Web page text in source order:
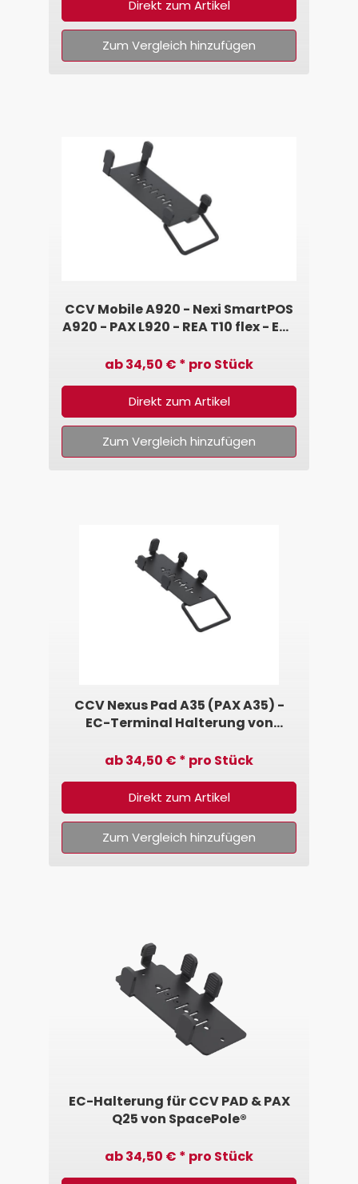
Direkt zum Artikel
Zum Vergleich hinzufügen
CCV Mobile A920 - Nexi SmartPOS
A920 - PAX L920 - REA T10 flex - EC-
SpacePole®
ab 34,50 € * pro Stück
Direkt zum Artikel
Zum Vergleich hinzufügen
CCV Nexus Pad A35 (PAX A35) -
EC-Terminal Halterung von
ab 34,50 € * pro Stück
Direkt zum Artikel
Zum Vergleich hinzufügen
EC-Halterung für CCV PAD & PAX
Q25 von SpacePole®
ab 34,50 € * pro Stück